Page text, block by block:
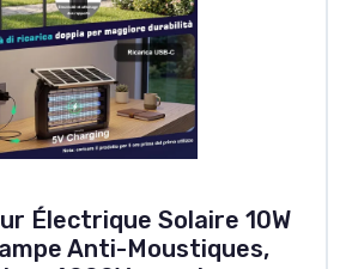
Électrique Solaire 10W
Anti-Moustiques,